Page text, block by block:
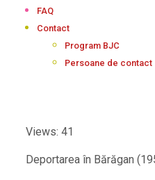
FAQ
Contact
Program BJC
Persoane de contact
Views: 41
Deportarea în Bărăgan